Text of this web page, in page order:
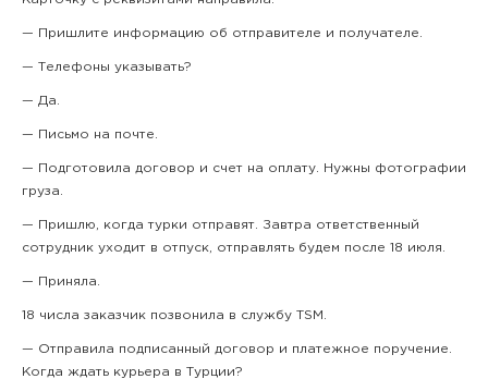
— Пришлите информацию об отправителе и получателе.
— Телефоны указывать?
— Да.
— Письмо на почте.
— Подготовила договор и счет на оплату. Нужны фотографии
груза.
— Пришлю, когда турки отправят. Завтра ответственный
сотрудник уходит в отпуск, отправлять будем после 18 июля.
— Приняла.
18 числа заказчик позвонила в службу TSM.
— Отправила подписанный договор и платежное поручение.
Когда ждать курьера в Турции?